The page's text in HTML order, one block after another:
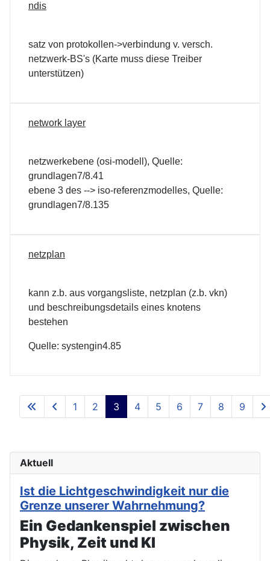
ndis
satz von protokollen->verbindung v. versch.
netzwerk-BS's (Karte muss diese Treiber
unterstützen)
network layer
netzwerkebene (osi-modell), Quelle:
grundlagen7/8.41
ebene 3 des --> iso-referenzmodelles, Quelle:
grundlagen7/8.135
netzplan
kann z.b. aus vorgangsliste, netzplan (z.b. vkn)
und beschreibungsdetails eines knotens
bestehen
Quelle: systengin4.85
1 2 3 4 5 6 7 8 9
Aktuell
Ist die Lichtgeschwindigkeit nur die
Grenze unserer Wahrnehmung?
Ein Gedankenspiel zwischen
Physik, Zeit und KI